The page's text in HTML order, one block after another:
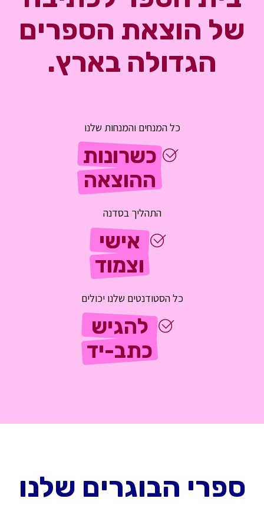
של הוצאת הספרים
הגדולה בארץ.
כל המנחים והמנחות שלנו
כשרונות
ההוצאה
התהליך בסדנה
אישי
וצמוד
כל הסטודנטים שלנו יכולים
להגיש
כתב-יד
ספרי הבוגרים שלנו